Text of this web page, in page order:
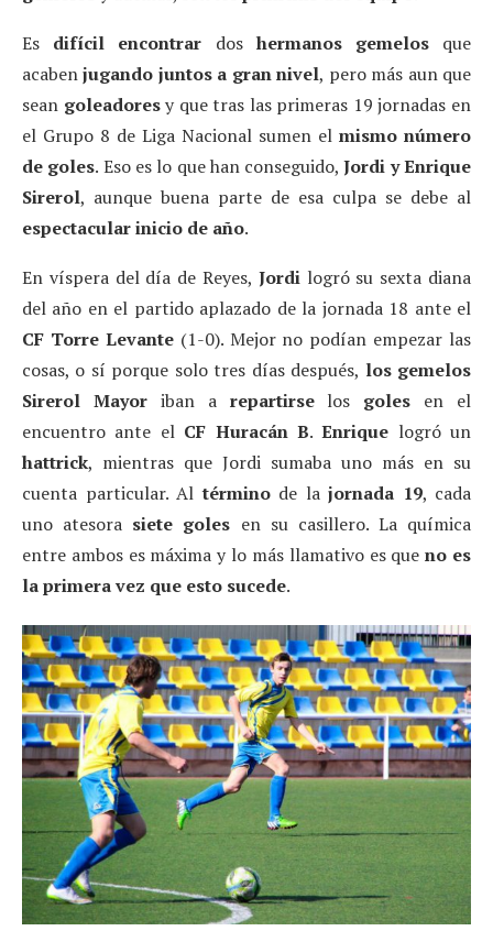
Es difícil encontrar dos hermanos gemelosque
acabenjugando juntos a gran nivel, pero más aun que
sean goleadoresy que tras las primeras 19 jornadas en
el Grupo 8 de Liga Nacional sumen el mismo número
de goles. Eso es lo que han conseguido,Jordi y Enrique
Sirerol, aunque buena parte de esa culpa se debe al
espectacular inicio de año.
En víspera del día de Reyes, Jordilogró su sexta diana
del año en el partido aplazado de la jornada 18 ante el
CF Torre Levante(1-0). Mejor no podían empezar las
cosas, o sí porque solo tres días después, los gemelos
Sirerol Mayoriban a repartirselos goles en el
encuentro ante el CF Huracán B.Enrique logró un
hattrick, mientras que Jordi sumaba uno más en su
cuenta particular. Altérminode la jornada 19, cada
uno atesora siete goles en su casillero. La química
entre ambos es máxima y lo más llamativo es queno es
la primera vez que esto sucede.